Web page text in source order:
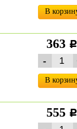
В
363
В
555